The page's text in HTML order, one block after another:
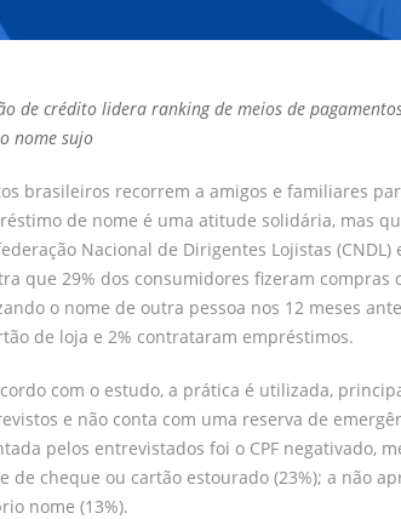
de crédito lidera ranking de meios de
nome sujo
brasileiros recorrem a amigos e familiares
de nome é uma atitude solidária, mas
Nacional de Dirigentes Lojistas
que 29% dos consumidores fizeram
o nome de outra pessoa nos 12 meses
de loja e 2% contrataram empréstimos.
com o estudo, a prática é utilizada,
e não conta com uma reserva de
pelos entrevistados foi o CPF negativado,
de cheque ou cartão estourado (23%); a não
nome (13%).